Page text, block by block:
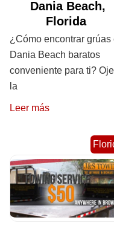
Dania Beach,
Florida
¿Cómo encontrar grúas
Dania Beach baratos
conveniente para ti?
la
Leer más